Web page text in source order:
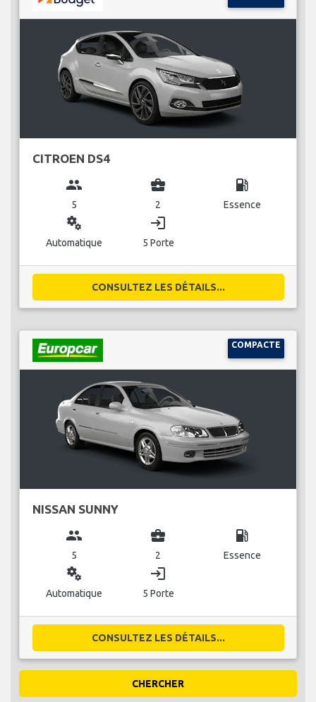
CITROEN DS4
group
5
business_center
2
local_gas_station
Essence
miscellaneous_services
Automatique
login
5 Porte
CONSULTEZ LES DÉTAILS...
COMPACTE
NISSAN SUNNY
group
5
business_center
2
local_gas_station
Essence
miscellaneous_services
Automatique
login
5 Porte
CONSULTEZ LES DÉTAILS...
CHERCHER